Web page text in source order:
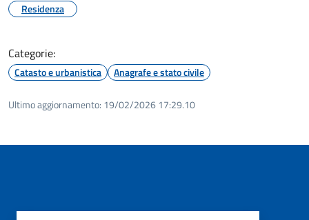
Residenza
Categorie:
Catasto e urbanistica Anagrafe e stato civile
Ultimo aggiornamento: 19/02/2026 17:29.10